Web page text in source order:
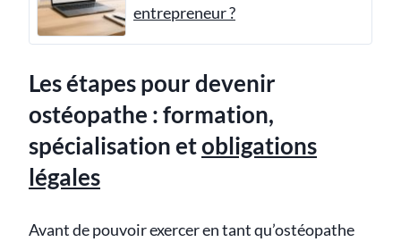
entrepreneur ?
Les étapes pour devenir
ostéopathe : formation,
spécialisation etobligations
légales
Avant de pouvoir exercer en tant qu’ostéopathe